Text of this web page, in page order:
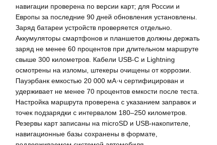
навигации проверена по версии карт; для России и
Европы за последние 90 дней обновления установлены.
Заряд батареи устройств проверяется отдельно.
Аккумуляторы смартфонов и планшетов должны держать
заряд не менее 60 процентов при длительном маршруте
свыше 300 километров. Кабели USB‑C и Lightning
осмотрены на изломы, штекеры очищены от коррозии.
Пауэрбанк емкостью 20 000 мА·ч сертифицирован и
удерживает не менее 70 процентов емкости после теста.
Настройка маршрута проверена с указанием заправок и
точек подзарядки с интервалом 180–250 километров.
Резервы карт записаны на microSD и USB‑накопителе,
навигационные базы сохранены в формате,